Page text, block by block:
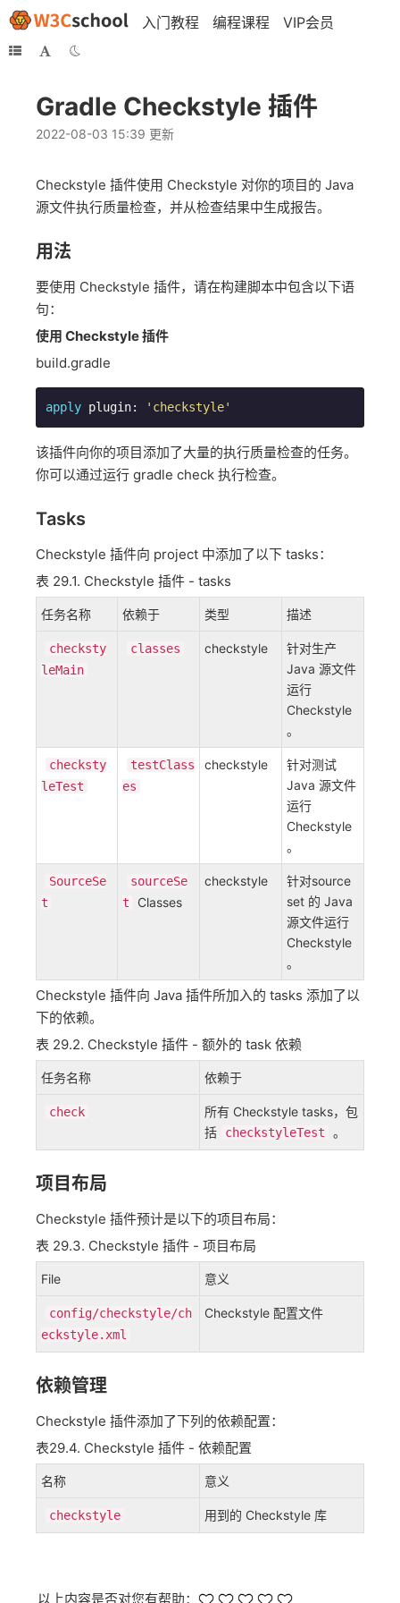
入门教程 编程课程 VIP会员
Gradle Checkstyle 插件
2022-08-03 15:39 更新
Checkstyle 插件使用 Checkstyle 对你的项目的 Java
源文件执行质量检查，并从检查结果中生成报告。
用法
要使用 Checkstyle 插件，请在构建脚本中包含以下语
句：
使用 Checkstyle 插件
build.gradle
apply plugin: 'checkstyle'
该插件向你的项目添加了大量的执行质量检查的任务。
你可以通过运行 gradle check 执行检查。
Tasks
Checkstyle 插件向 project 中添加了以下 tasks：
表 29.1. Checkstyle 插件 - tasks
任务名称 依赖于 类型 描述
checksty
leMain
classes checkstyle
针对生产
Java 源文件
运行
Checkstyle
。
checksty
leTest
testClass
es
checkstyle
针对测试
Java 源文件
运行
Checkstyle
。
SourceSe
t
sourceSe
t
Classes
checkstyle
针对source
set 的 Java
源文件运行
Checkstyle
。
Checkstyle 插件向 Java 插件所加入的 tasks 添加了以
下的依赖。
表 29.2. Checkstyle 插件 - 额外的 task 依赖
任务名称 依赖于
check
所有 Checkstyle tasks，包
括
checkstyleTest 。
项目布局
Checkstyle 插件预计是以下的项目布局：
表 29.3. Checkstyle 插件 - 项目布局
File 意义
config/checkstyle/ch
eckstyle.xml
Checkstyle 配置文件
依赖管理
Checkstyle 插件添加了下列的依赖配置：
表29.4. Checkstyle 插件 ​​- 依赖配置
名称 意义
checkstyle 用到的 Checkstyle 库
以上内容是否对您有帮助：